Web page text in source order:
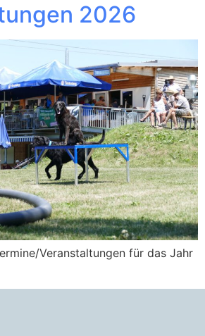
2026
Veranstaltungen für das Jahr